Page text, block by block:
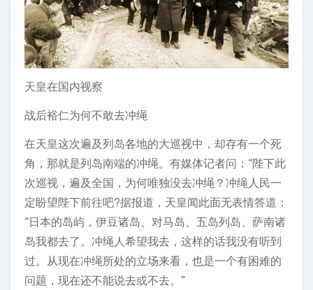
天皇在国内视察
战后裕仁为何不敢去冲绳
在天皇这次遍及列岛各地的大巡视中，却存有一个死
角，那就是列岛南端的冲绳。有媒体记者问：“陛下此
次巡视，遍及全国，为何唯独没去冲绳？冲绳人民一
定盼望陛下前往吧?据报道，天皇闻此面无表情答道：
“日本的岛屿，伊豆诸岛、对马岛、五岛列岛、萨南诸
岛我都去了。冲绳人希望我去，这样的话我没有听到
过。从现在冲绳所处的立场来看，也是一个有困难的
问题，现在还不能说去或不去。”